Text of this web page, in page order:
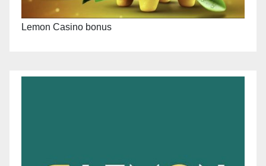
Lemon Casino bonus